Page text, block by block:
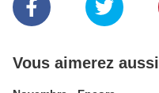
Vous aimerez aussi